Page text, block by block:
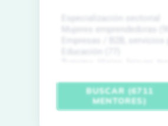
BUSCAR (6711
MENTORES)